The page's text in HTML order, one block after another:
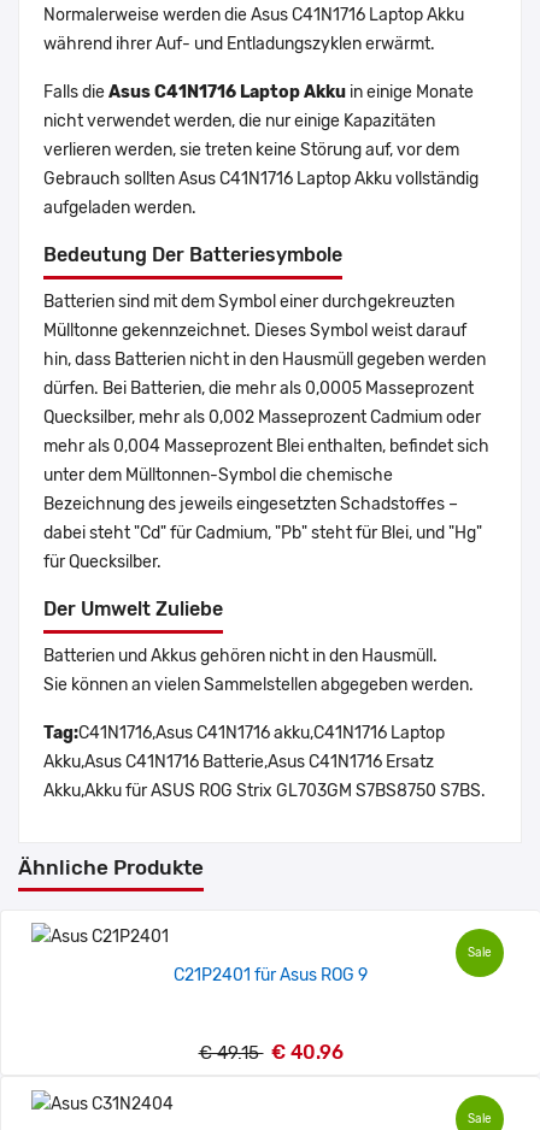
Normalerweise werden die Asus C41N1716 Laptop Akku
während ihrer Auf- und Entladungszyklen erwärmt.
Falls dieAsus C41N1716 Laptop Akku in einige Monate
nicht verwendet werden, die nur einige Kapazitäten
verlieren werden, sie treten keine Störung auf, vor dem
Gebrauch sollten Asus C41N1716 Laptop Akku vollständig
aufgeladen werden.
Bedeutung Der Batteriesymbole
Batterien sind mit dem Symbol einer durchgekreuzten
Mülltonne gekennzeichnet. Dieses Symbol weist darauf
hin, dass Batterien nicht in den Hausmüll gegeben werden
dürfen. Bei Batterien, die mehr als 0,0005 Masseprozent
Quecksilber, mehr als 0,002 Masseprozent Cadmium oder
mehr als 0,004 Masseprozent Blei enthalten, befindet sich
unter dem Mülltonnen-Symbol die chemische
Bezeichnung des jeweils eingesetzten Schadstoffes –
dabei steht "Cd" für Cadmium, "Pb" steht für Blei, und "Hg"
für Quecksilber.
Der Umwelt Zuliebe
Batterien und Akkus gehören nicht in den Hausmüll.
Sie können an vielen Sammelstellen abgegeben werden.
Tag:C41N1716,Asus C41N1716 akku,C41N1716 Laptop
Akku,Asus C41N1716 Batterie,Asus C41N1716 Ersatz
Akku,Akku für ASUS ROG Strix GL703GM S7BS8750 S7BS.
Ähnliche Produkte
Sale
C21P2401 für Asus ROG 9
€ 49.15 € 40.96
Sale